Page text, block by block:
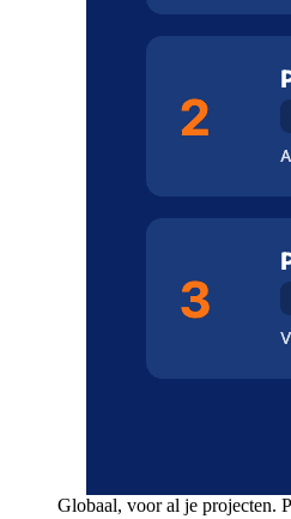
Globaal, voor al je projecten.